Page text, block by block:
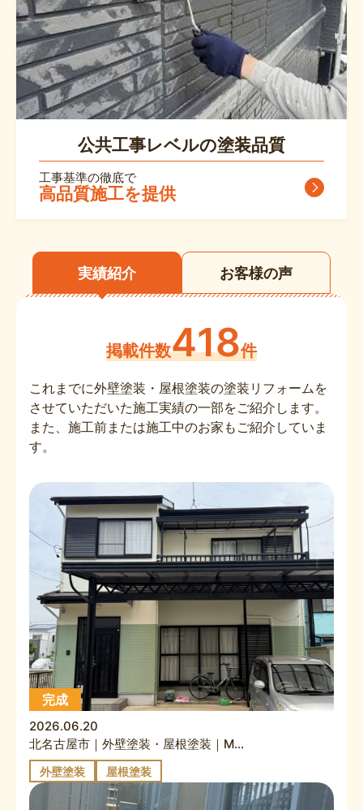
公共工事レベルの塗装品質
工事基準の徹底で
高品質施工を提供
実績紹介 お客様の声
これまでに外壁塗装・屋根塗装の塗装リフォームを
させていただいた施工実績の一部をご紹介します。
また、施工前または施工中のお家もご紹介していま
す。
掲載件数418件
完成
2026.06.20
北名古屋市｜外壁塗装・屋根塗装｜M様邸
外壁塗装 屋根塗装